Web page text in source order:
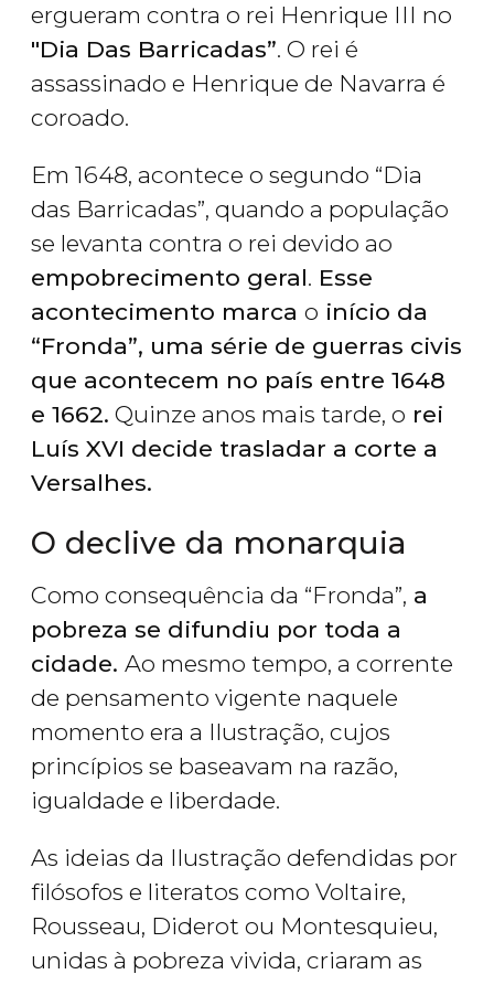
ergueram contra o rei Henrique III no
"Dia Das Barricadas”. O rei é
assassinado e Henrique de Navarra é
coroado.
Em 1648, acontece o segundo “Dia
das Barricadas”, quando a população
se levanta contra o rei devido ao
empobrecimento geral. Esse
acontecimento marca o início da
“Fronda”, uma série de guerras civis
que acontecem no país entre 1648
e 1662. Quinze anos mais tarde, o rei
Luís XVI decide trasladar a corte a
Versalhes.
O declive da monarquia
Como consequência da “Fronda”, a
pobreza se difundiu por toda a
cidade. Ao mesmo tempo, a corrente
de pensamento vigente naquele
momento era a Ilustração, cujos
princípios se baseavam na razão,
igualdade e liberdade.
As ideias da Ilustração defendidas por
filósofos e literatos como Voltaire,
Rousseau, Diderot ou Montesquieu,
unidas à pobreza vivida, criaram as